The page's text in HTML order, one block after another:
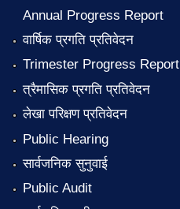
Annual Progress Report
वार्षिक प्रगति प्रतिवेदन
Trimester Progress Report
त्रैमासिक प्रगति प्रतिवेदन
लेखा परिक्षण प्रतिवेदन
Public Hearing
सार्वजनिक सुनुवाई
Public Audit